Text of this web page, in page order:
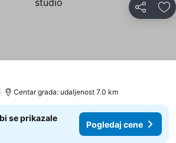
Deli
Centar grada: udaljenost 7.0 km
se prikazale
Pogledaj cene